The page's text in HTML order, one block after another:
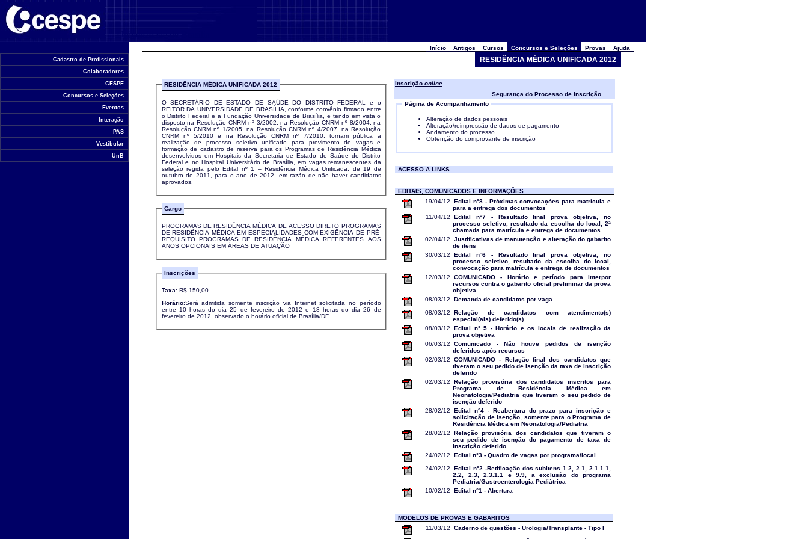
Cadastro de Profissionais
Colaboradores
CESPE
Concursos e Seleções
Eventos
Interação
PAS
Vestibular
UnB
Início Antigos Cursos Concursos e Seleções Provas Ajuda
RESIDÊNCIA MÉDICA UNIFICADA 2012
RESIDÊNCIA MÉDICA UNIFICADA 2012
O SECRETÁRIO DE ESTADO DE SAÚDE DO DISTRITO FEDERAL e o
REITOR DA UNIVERSIDADE DE BRASÍLIA, conforme convênio firmado entre
o Distrito Federal e a Fundação Universidade de Brasília, e tendo em vista o
disposto na Resolução CNRM nº 3/2002, na Resolução CNRM nº 8/2004, na
Resolução CNRM nº 1/2005, na Resolução CNRM nº 4/2007, na Resolução
CNRM nº 5/2010 e na Resolução CNRM nº 7/2010, tornam pública a
realização de processo seletivo unificado para provimento de vagas e
formação de cadastro de reserva para os Programas de Residência Médica
desenvolvidos em Hospitais da Secretaria de Estado de Saúde do Distrito
Federal e no Hospital Universitário de Brasília, em vagas remanescentes da
seleção regida pelo Edital nº 1 – Residência Médica Unificada, de 19 de
outubro de 2011, para o ano de 2012, em razão de não haver candidatos
aprovados.
Cargo
PROGRAMAS DE RESIDÊNCIA MÉDICA DE ACESSO DIRETO PROGRAMAS
DE RESIDÊNCIA MÉDICA EM ESPECIALIDADES COM EXIGÊNCIA DE PRÉ-
REQUISITO PROGRAMAS DE RESIDÊNCIA MÉDICA REFERENTES AOS
ANOS OPCIONAIS EM ÁREAS DE ATUAÇÃO
Inscrições
Taxa: R$ 150,00.
Horário:Será admitida somente inscrição via Internet solicitada no período
entre 10 horas do dia 25 de fevereiro de 2012 e 18 horas do dia 26 de
fevereiro de 2012, observado o horário oficial de Brasília/DF.
Inscrição online
Segurança do Processo de Inscrição
Página de Acompanhamento
Alteração de dados pessoais
Alteração/reimpressão de dados de pagamento
Andamento do processo
Obtenção do comprovante de inscrição
ACESSO A LINKS
EDITAIS, COMUNICADOS E INFORMAÇÕES
19/04/12
Edital n°8 - Próximas convocações para matrícula e
para a entrega dos documentos
11/04/12
Edital n°7 - Resultado final prova objetiva, no
processo seletivo, resultado da escolha do local, 2ª
chamada para matrícula e entrega de documentos
02/04/12
Justificativas de manutenção e alteração do gabarito
de itens
30/03/12
Edital n°6 - Resultado final prova objetiva, no
processo seletivo, resultado da escolha do local,
convocação para matrícula e entrega de documentos
12/03/12
COMUNICADO - Horário e período para interpor
recursos contra o gabarito oficial preliminar da prova
objetiva
08/03/12
Demanda de candidatos por vaga
08/03/12
Relação de candidatos com atendimento(s)
especial(ais) deferido(s)
08/03/12
Edital n° 5 - Horário e os locais de realização da
prova objetiva
06/03/12
Comunicado - Não houve pedidos de isenção
deferidos após recursos
02/03/12
COMUNICADO - Relação final dos candidatos que
tiveram o seu pedido de isenção da taxa de inscrição
deferido
02/03/12
Relação provisória dos candidatos inscritos para
Programa de Residência Médica em
Neonatologia/Pediatria que tiveram o seu pedido de
isenção deferido
28/02/12
Edital n°4 - Reabertura do prazo para inscrição e
solicitação de isenção, somente para o Programa de
Residência Médica em Neonatologia/Pediatria
28/02/12
Relação provisória dos candidatos que tiveram o
seu pedido de isenção do pagamento de taxa de
inscrição deferido
24/02/12
Edital n°3 - Quadro de vagas por programa/local
24/02/12
Edital n°2 -Retificação dos subitens 1.2, 2.1, 2.1.1.1,
2.2, 2.3, 2.3.1.1 e 9.9, a exclusão do programa
Pediatria/Gastroenterologia Pediátrica
10/02/12
Edital n°1 - Abertura
MODELOS DE PROVAS E GABARITOS
11/03/12
Caderno de questões - Urologia/Transplante - Tipo I